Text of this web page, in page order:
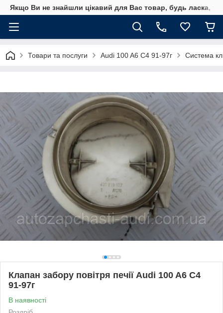
Якщо Ви не знайшли цікавий для Вас товар, будь ласка,
Товари та послуги Audi 100 A6 C4 91-97г Система
Клапан забору повітря печії Audi 100 A6 C4
91-97г
В наявності